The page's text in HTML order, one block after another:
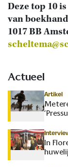
Deze top 10
van
1017 BB
Actueel
Artikel
In